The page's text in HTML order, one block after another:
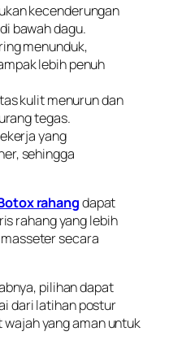
kecenderungan
bawah dagu.
menunduk,
lebih penuh
kulit menurun dan
tegas.
yang
sehingga
rahangdapat
rahang yang lebih
secara
pilihan dapat
dari latihan postur
yang aman untuk